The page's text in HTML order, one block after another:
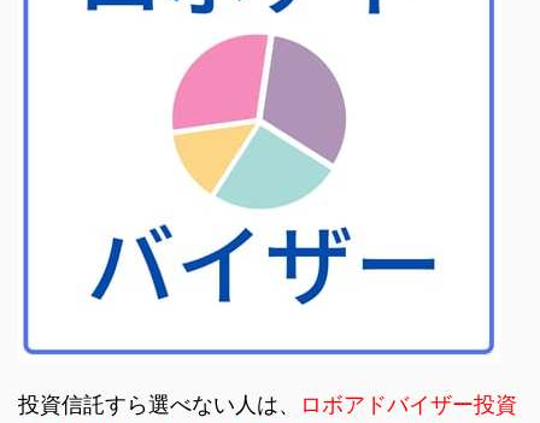
投資信託すら選べない人は、
ロボアドバイザー投資